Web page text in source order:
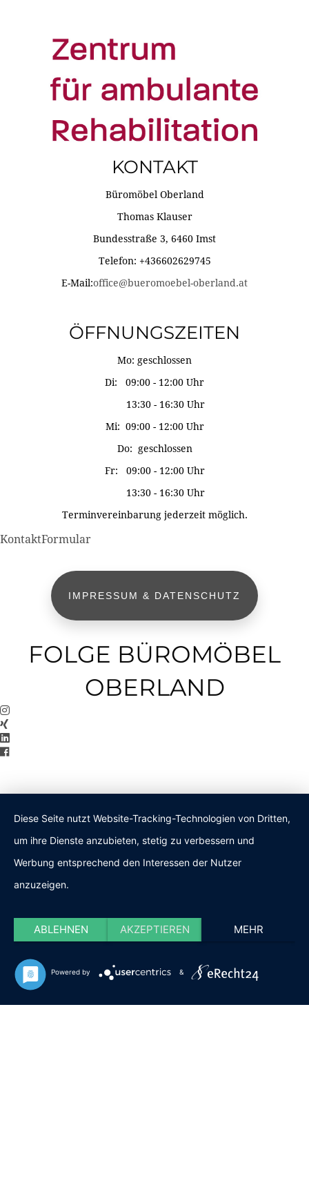
KONTAKT
Büromöbel Oberland
Thomas Klauser
Bundesstraße 3, 6460 Imst
Telefon: +436602629745
E-Mail:office@bueromoebel-oberland.at
ÖFFNUNGSZEITEN
Mo: geschlossen
Di: 09:00 - 12:00 Uhr
13:30 - 16:30 Uhr
Mi: 09:00 - 12:00 Uhr
Do: geschlossen
Fr: 09:00 - 12:00 Uhr
13:30 - 16:30 Uhr
Terminvereinbarung jederzeit möglich.
KontaktFormular
IMPRESSUM & DATENSCHUTZ
FOLGE BÜROMÖBEL
OBERLAND
Diese Seite nutzt Website-Tracking-Technologien von Dritten,
um ihre Dienste anzubieten, stetig zu verbessern und
Werbung entsprechend den Interessen der Nutzer
anzuzeigen.
ABLEHNEN AKZEPTIEREN MEHR
Powered by &